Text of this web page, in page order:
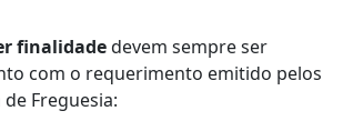
finalidadedevem sempre ser
com o requerimento emitido pelos
Freguesia: